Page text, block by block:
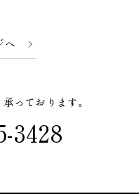
へ
っております。
3428